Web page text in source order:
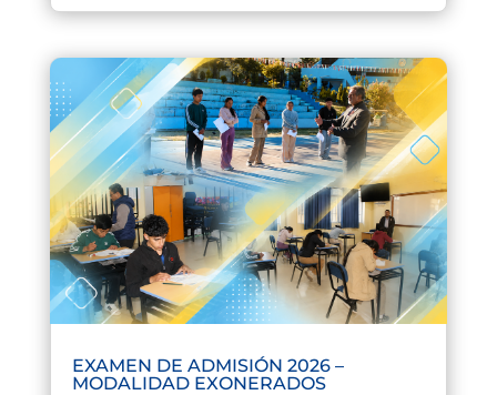
EXAMEN DE ADMISIÓN 2026 –
MODALIDAD EXONERADOS